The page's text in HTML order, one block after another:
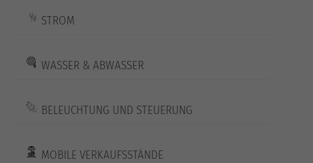
STROM
WASSER & ABWASSER
BELEUCHTUNG UND STEUERUNG
MOBILE VERKAUFSSTÄNDE